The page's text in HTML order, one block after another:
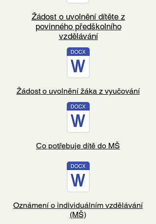
Žádost o uvolnění dítěte z
povinného předškolního
vzdělávání
Žádost o uvolnění žáka z vyučování
Co potřebuje dítě do MŠ
Oznámení o individuálním vzdělávání
(MŠ)